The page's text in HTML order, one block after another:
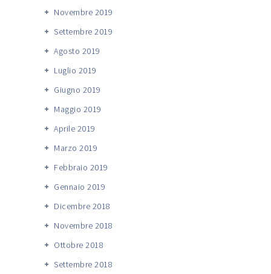
Novembre 2019
Settembre 2019
Agosto 2019
Luglio 2019
Giugno 2019
Maggio 2019
Aprile 2019
Marzo 2019
Febbraio 2019
Gennaio 2019
Dicembre 2018
Novembre 2018
Ottobre 2018
Settembre 2018